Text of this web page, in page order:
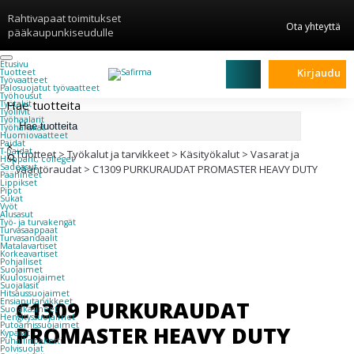
Rahtivapaat toimitukset
pääkaupunkiseudulle
Ota yhteyttä
Etusivu
Tuotteet
Työvaatteet
Palosuojatut työvaatteet
Työhousut
Työtakit
Työliivit
Työhaalarit
Työhanskat
Huomiovaatteet
Paidat
T-paidat
Hupparit, colleget
Sadeasut
Päähineet
Lippikset
Pipot
Sukat
Vyöt
Alusasut
Työ- ja turvakengät
Turvasaappaat
Turvasandaalit
Matalavartiset
Korkeavartiset
Pohjalliset
Suojaimet
Kuulosuojaimet
Suojalasit
Hitsaussuojaimet
Ensiaputarvikkeet
Suojakäsineet
Hengityssuojaimet
Putoamissuojaimet
Kypärät
Puhallinpaketti
Polvisuojat
Kirjaudu
Hae tuotteita
×
Tuotteet>Työkalut ja tarvikkeet > Käsityökalut > Vasarat ja
vääntöraudat > C1309 PURKURAUDAT PROMASTER HEAVY DUTY
C1309 PURKURAUDAT
PROMASTER HEAVY DUTY